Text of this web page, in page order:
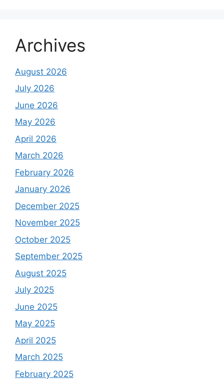
Archives
August 2026
July 2026
June 2026
May 2026
April 2026
March 2026
February 2026
January 2026
December 2025
November 2025
October 2025
September 2025
August 2025
July 2025
June 2025
May 2025
April 2025
March 2025
February 2025